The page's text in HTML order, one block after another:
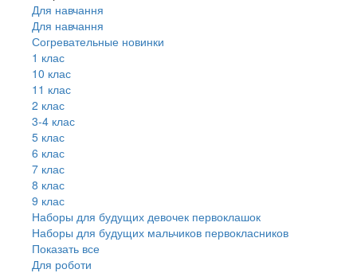
Для навчання
Для навчання
Согревательные новинки
1 клас
10 клас
11 клас
2 клас
3-4 клас
5 клас
6 клас
7 клас
8 клас
9 клас
Наборы для будущих девочек первоклашок
Наборы для будущих мальчиков первокласников
Показать все
Для роботи